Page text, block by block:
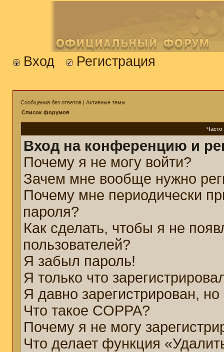
Вход Регистрация
Сообщения без ответов | Активные темы
Список форумов
Вход на конференцию и
Почему я не могу войти?
Зачем мне вообще нужно
Почему мне периодически
пароля?
Как сделать, чтобы я не
пользователей?
Я забыл пароль!
Я только что
Я давно зарегистрирован,
Что такое COPPA?
Почему я не могу
Что делает функция